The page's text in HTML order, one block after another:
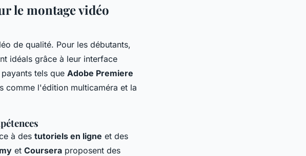
le montage vidéo
de qualité. Pour les débutants,
idéals grâce à leur interface
tels que Adobe Premiere
comme l'édition multicaméra et la
à des tutoriels en ligne et des
et Coursera proposent des